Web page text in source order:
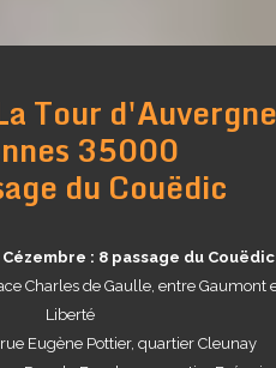
Tour
35000
du Couëdic
: 8 passage du Couëdic
Charles de Gaulle, entre Gaumont
Liberté
Eugène Pottier, quartier Cleunay